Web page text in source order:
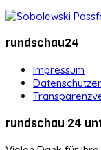
rundschau24
Impressum
rundschau 24